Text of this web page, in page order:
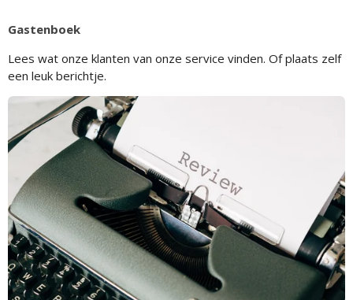
Gastenboek
Lees wat onze klanten van onze service vinden. Of plaats zelf
een leuk berichtje.